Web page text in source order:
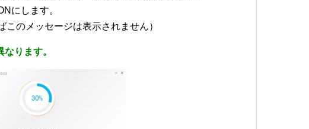
にします。
のメッセージは表示されません）
ります。